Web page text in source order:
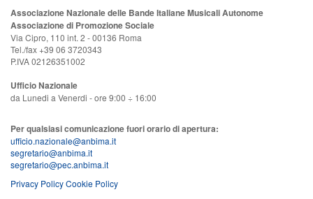
Associazione Nazionale delle Bande Italiane Musicali Autonome
Associazione di Promozione Sociale
Via Cipro, 110 int. 2 - 00136 Roma
Tel./fax +39 06 3720343
P.IVA 02126351002
Ufficio Nazionale
da Lunedi a Venerdi - ore 9:00 ÷ 16:00
Per qualsiasi comunicazione fuori orario di apertura:
ufficio.nazionale@anbima.it
segretario@anbima.it
segretario@pec.anbima.it
Privacy PolicyCookie Policy